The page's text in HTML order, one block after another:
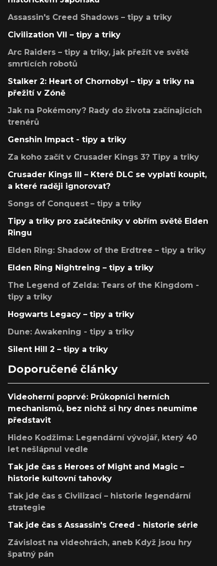
Assassin's Creed Shadows – tipy a triky
Civilization VII – tipy a triky
Arc Raiders – tipy a triky, jak přežít ve světě
smrtících robotů
Stalker 2: Heart of Chornobyl – tipy a triky na
přežití v Zóně
Jak na Pokémony? Rady do života začínajících
trenérů
Genshin Impact - tipy a triky
Za koho začít v Crusader Kings 3? Tipy a triky
Crusader Kings III – Které DLC se vyplatí koupit,
a které raději ignorovat?
Songs of Conquest – tipy a triky
Tipy a triky pro začátečníky v obřím světě Elden
Ringu
Elden Ring: Shadow of the Erdtree – tipy a triky
Elden Ring Nightreing – tipy a triky
The Legend of Zelda: Tears of the Kingdom -
tipy a triky
Hogwarts Legacy – tipy a triky
Dune: Awakening - tipy a triky
Silent Hill 2 – tipy a triky
Doporučené články
Videoherní poprvé: Průkopníci herních
mechanismů, bez nichž si hry dnes neumíme
představit
Hideo Kodžima: Legendární vývojář, který 40
let nešlápnul vedle
Tak jde čas s Heroes of Might and Magic –
historie kultovní tahovky
Tak jde čas s Civilizací – historie legendární
strategie
Tak jde čas s Assassin's Creed - historie série
Závislost na videohrách, aneb Když jsou hry
špatný pán